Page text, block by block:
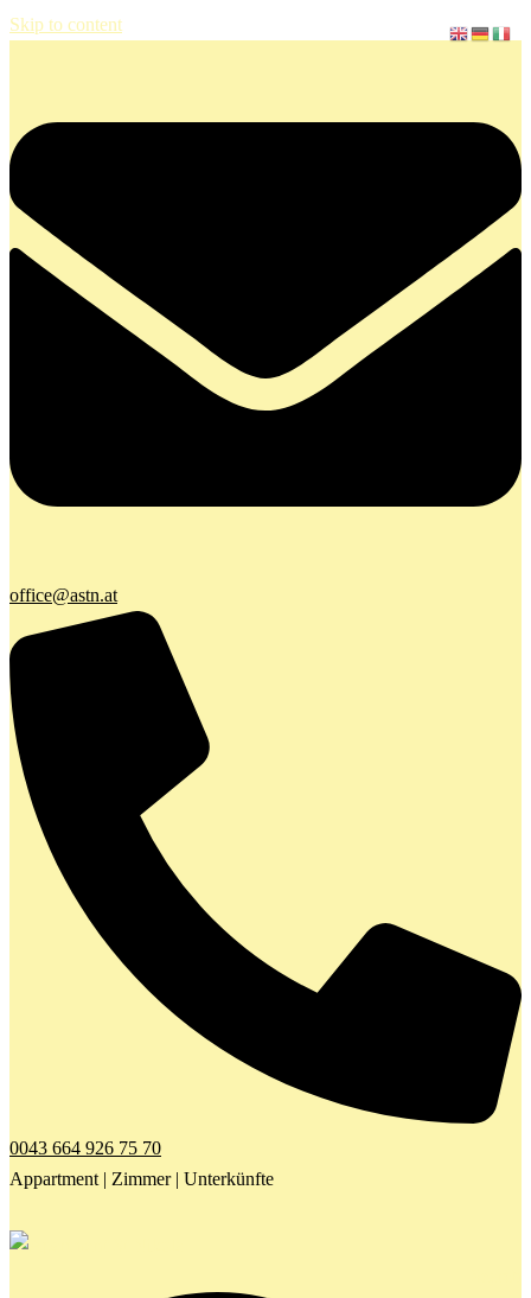
Skip to content
office@astn.at
0043 664 926 75 70
Appartment | Zimmer | Unterkünfte